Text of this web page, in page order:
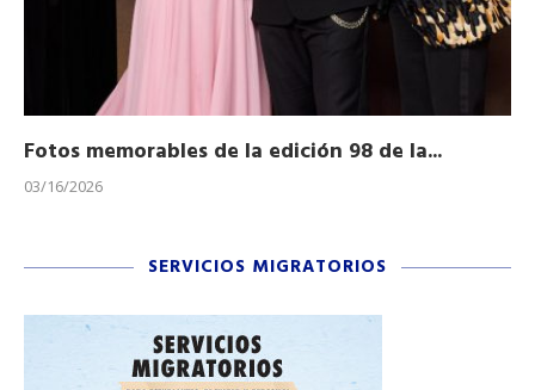
Fotos memorables de la edición 98 de la...
03/16/2026
SERVICIOS MIGRATORIOS